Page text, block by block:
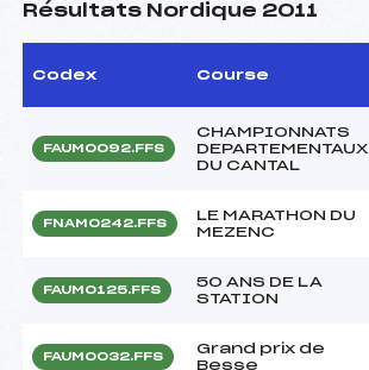
Résultats Nordique 2011
Codex Course
FAUM0092.FFS
CHAMPIONNATS
DEPARTEMENTAUX
DU CANTAL
FNAM0242.FFS
LE MARATHON DU
MEZENC
FAUM0125.FFS
50 ANS DE LA
STATION
FAUM0032.FFS
Grand prix de
Besse